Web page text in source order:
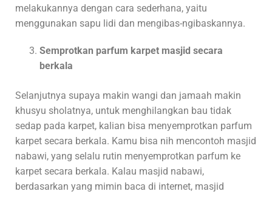
melakukannya dengan cara sederhana, yaitu
menggunakan sapu lidi dan mengibas-ngibaskannya.
Semprotkan parfum karpet masjid secara
berkala
Selanjutnya supaya makin wangi dan jamaah makin
khusyu sholatnya, untuk menghilangkan bau tidak
sedap pada karpet, kalian bisa menyemprotkan parfum
karpet secara berkala. Kamu bisa nih mencontoh masjid
nabawi, yang selalu rutin menyemprotkan parfum ke
karpet secara berkala. Kalau masjid nabawi,
berdasarkan yang mimin baca di internet, masjid